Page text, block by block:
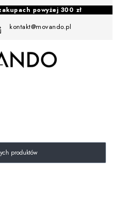
powyżej 300 zł
kontakt@movando.pl
produktów